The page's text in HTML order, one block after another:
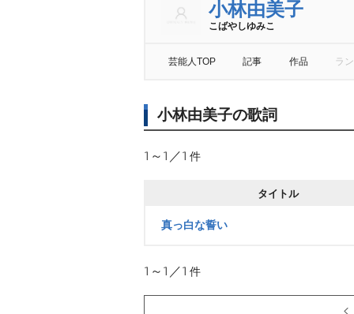
小林由美子
こばやしゆみこ
芸能人TOP 記事 作品 ラ
小林由美子の歌詞
1～1／1 件
タイトル
真っ白な誓い
1～1／1 件